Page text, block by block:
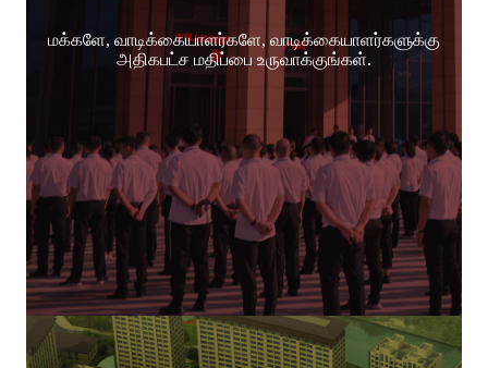
மக்களே, வாடிக்கையாளர்களே, வாடிக்கையாளர்களுக்கு
அதிகபட்ச மதிப்பை உருவாக்குங்கள்.